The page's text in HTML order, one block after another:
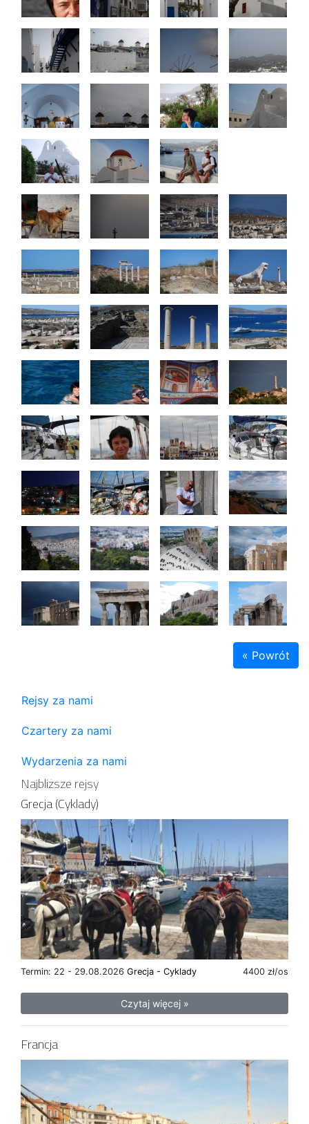
« Powrót
Rejsy za nami
Czartery za nami
Wydarzenia za nami
Najbliższe rejsy
Grecja (Cyklady)
Termin: 22 - 29.08.2026 4400 zł/os
Grecja - Cyklady
Czytaj więcej »
Francja